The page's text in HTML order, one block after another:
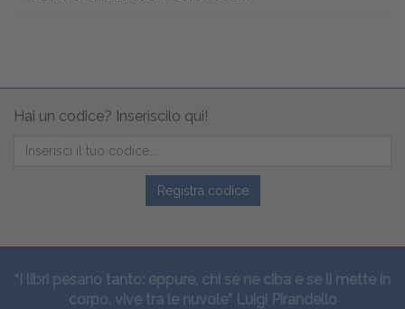
Hai un codice? Inseriscilo qui!
Registra codice
“I libri pesano tanto: eppure, chi se ne ciba e se li mette in
corpo, vive tra le nuvole” Luigi Pirandello